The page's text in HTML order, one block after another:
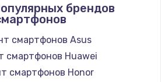
брендов
смартфонов Asus
смартфонов Huawei
смартфонов Honor